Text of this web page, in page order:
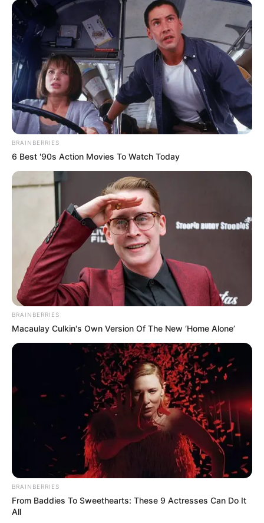
REINER FUELLMICH ΓΙΑ ΤΗΝ
ΝΥΡΕΜΒΕΡΓΗ 2: «ΣΕ 2 ΕΩΣ 3
ΕΒΔΟΜΑΔΕΣ, ΘΑ...
Η Εκδικητική μανία της
κυβέρνησης Μητσοτάκη
εναντίον αυτού που έβγαλε
την αλήθεια...
ΗΠΑ: Ο Αμερικανικός
Ερυθρός Σταυρός πιάστηκε
να αναμειγνύει αίμα
εμβολιασμένων με αίμα...
Ο Τραμπ αποκαλύπτει τον
μεγαλύτερο φόβο του,
προειδοποιεί «Βρισκόμαστε
στην πιο επικίνδυνη...
Email address:
Όλα τα κείμενα και οι εικόνες είναι πνευματική ιδιοκτησία του
ΝΙΚΟΛΑΟΣ ΑΝΑΞΙΜΑΝΔΡΟΣ. Aπαγορεύεται η αναπαραγωγή, η
γραπτή άδεια του δημιουργού τους. Με επιφύλαξη κάθε νόμιμου
δικαιώματος. Διαβάστε την
BRAINBERRIES
6 Best '90s Action Movies To Watch Today
BRAINBERRIES
Macaulay Culkin's Own Version Of The New ‘Home Alone’
BRAINBERRIES
From Baddies To Sweethearts: These 9 Actresses Can Do It
All